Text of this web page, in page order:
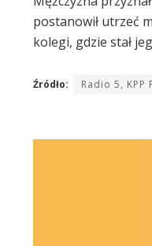
postanowił utrzeć
kolegi, gdzie stał
Źródło: Radio 5, KPP